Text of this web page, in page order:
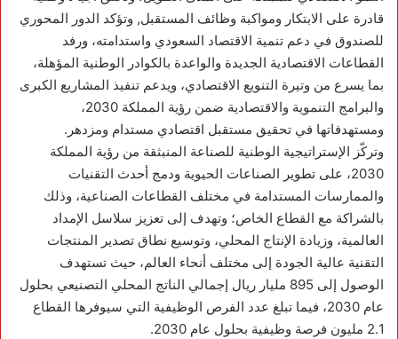
قادرة على الابتكار ومواكبة وظائف المستقبل, وتؤكد الدور المحوري
للصندوق في دعم تنمية الاقتصاد السعودي واستدامته، ورفد
القطاعات الاقتصادية الجديدة والواعدة بالكوادر الوطنية المؤهلة،
بما يسرع من وتيرة التنويع الاقتصادي، ويدعم تنفيذ المشاريع الكبرى
والبرامج التنموية والاقتصادية ضمن رؤية المملكة 2030،
ومستهدفاتها في تحقيق مستقبل اقتصادي مستدام ومزدهر.
وتركّز الإستراتيجية الوطنية للصناعة المنبثقة من رؤية المملكة
2030، على تطوير الصناعات الحيوية ودمج أحدث التقنيات
والممارسات المستدامة في مختلف القطاعات الصناعية، وذلك
بالشراكة مع القطاع الخاص؛ وتهدف إلى تعزيز سلاسل الإمداد
العالمية، وزيادة الإنتاج المحلي، وتوسيع نطاق تصدير المنتجات
التقنية عالية الجودة إلى مختلف أنحاء العالم، حيث تستهدف
الوصول إلى 895 مليار ريال إجمالي الناتج المحلي التصنيعي بحلول
عام 2030، فيما تبلغ عدد الفرص الوظيفية التي سيوفرها القطاع
2.1 مليون فرصة وظيفية بحلول عام 2030.